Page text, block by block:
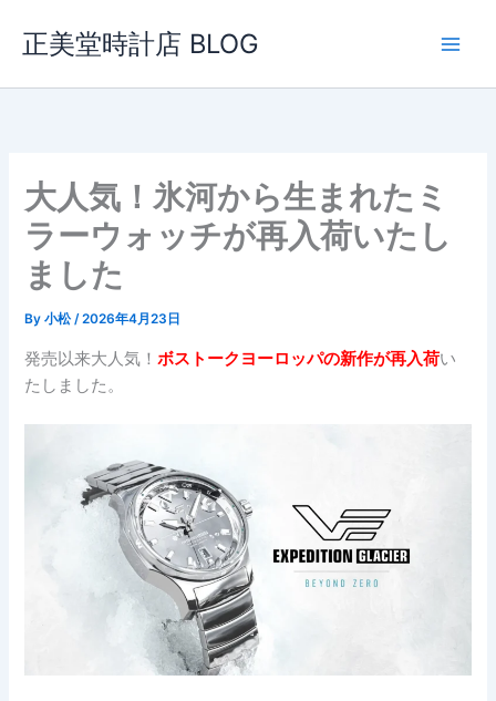
ス
正美堂時計店 BLOG
大人気！氷河から生まれたミ
ラーウォッチが再入荷いたし
ました
By小松/2026年4月23日
発売以来大人気！ボストークヨーロッパの新作が再入荷い
たしました。